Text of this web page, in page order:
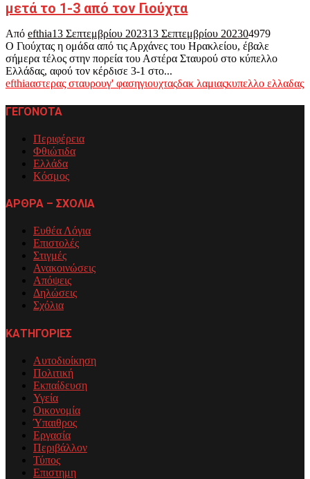
μετά το 1-3 από τον Γιούχτα
Από efthia13 Σεπτεμβρίου 202313 Σεπτεμβρίου 202304979
Ο Γιούχτας η ομάδα από τις Αρχάνες του Ηρακλείου, έβαλε
σήμερα τέλος στην πορεία του Αστέρα Σταυρού στο κύπελλο
Ελλάδας, αφού τον κέρδισε 3-1 στο...
efthiaαστερας σταυρουγ' φασηγιουχταςδακ λαμιαςκυπελλο ελλαδας
ΓΕΓΟΝΟΤΑ
Περιφέρεια
Φθιώτιδα
Ελλάδα
Κόσμος
ΑΡΘΡΑ – ΣΧΟΛΙΑ
Ευθέα Λόγια
Επιστολές
Στιγμές
Ανακοινώσεις
Απόψεις
Δηλώσεις
Σχόλια
ΚΑΤΗΓΟΡΙΕΣ
Αυτοδιοίκηση
Πολιτική
Εκπαίδευση
Υγεία
Οικονομία
Ύπαιθρος
Εργασία
Περιβάλλον
Τύπος
Επιστημη